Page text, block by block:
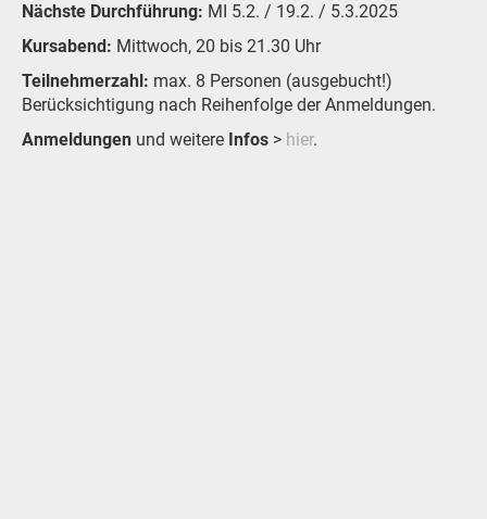
Nächste Durchführung: MI 5.2. / 19.2. / 5.3.2025
Kursabend: Mittwoch, 20 bis 21.30 Uhr
Teilnehmerzahl: max. 8 Personen (ausgebucht!)
Berücksichtigung nach Reihenfolge der Anmeldungen.
Anmeldungen und weitere Infos > hier.